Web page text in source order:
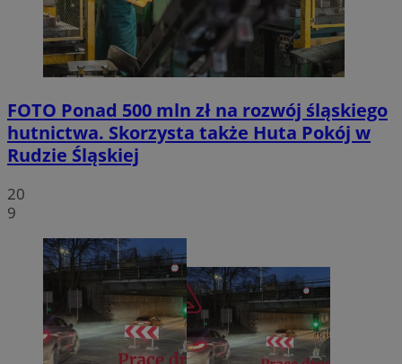
FOTO Ponad 500 mln zł na rozwój śląskiego
hutnictwa. Skorzysta także Huta Pokój w
Rudzie Śląskiej
20
9